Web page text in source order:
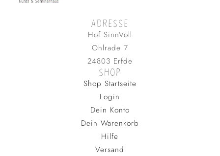
ADRESSE
Hof SinnVoll
Ohlrade 7
24803 Erfde
SHOP
Shop Startseite
Login
Dein Konto
Dein Warenkorb
Hilfe
Versand